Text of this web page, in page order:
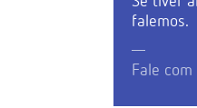
falemos.
Fale